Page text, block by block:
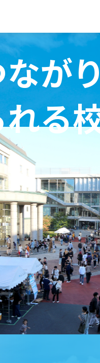
が
る